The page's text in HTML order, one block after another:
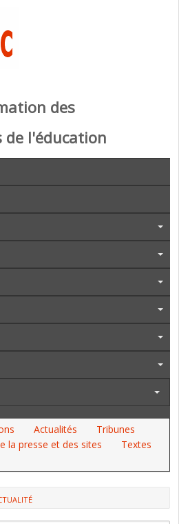
des
de l'éducation
Actualités
Tribunes
la presse et des sites
Textes